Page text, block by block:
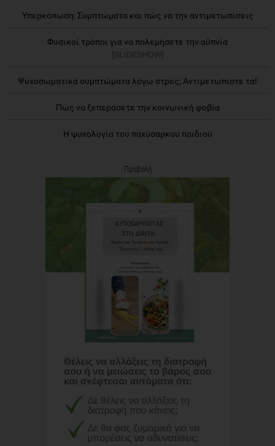
Υπερκόπωση: Συμπτώματα και πώς να την αντιμετωπίσεις
Φυσικοί τρόποι για να πολεμήσετε την αϋπνία
[SLIDESHOW]
Ψυχοσωματικά συμπτώματα λόγω στρες; Αντιμετωπίστε τα!
Πώς να ξεπεράσετε την κοινωνική φοβία
Η ψυχολογία του παχύσαρκου παιδιού
Προβολή